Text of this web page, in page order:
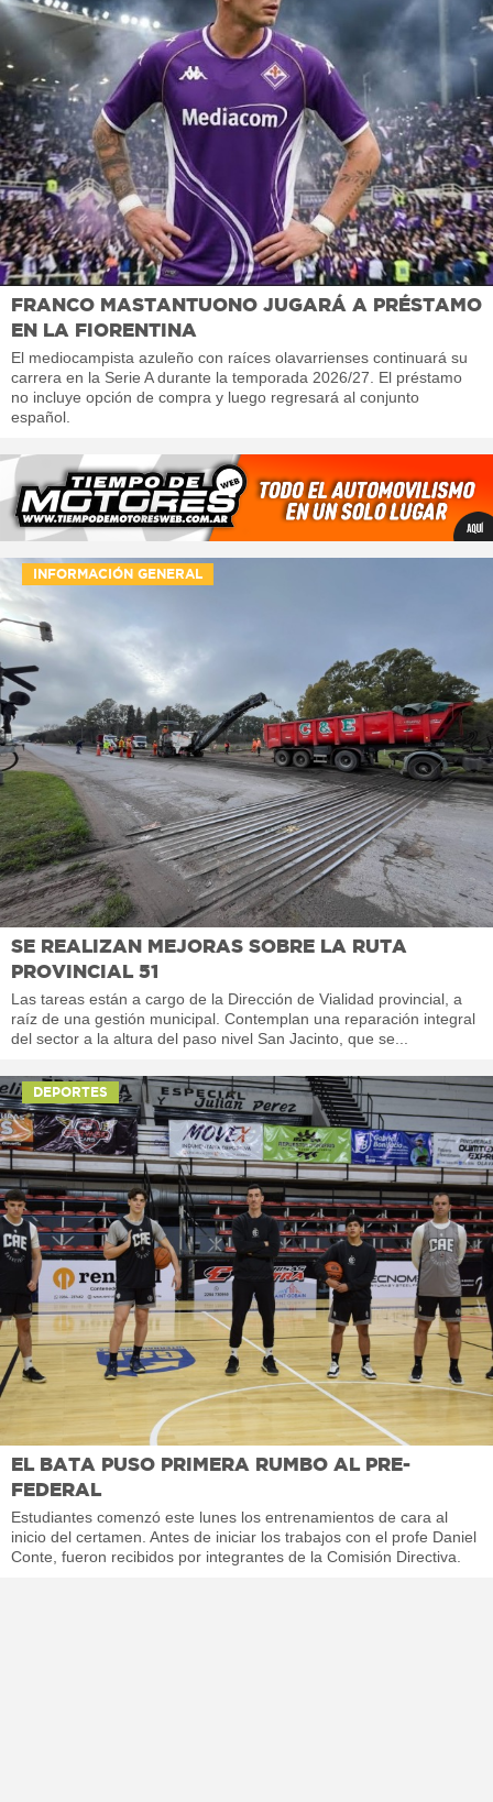
FRANCO MASTANTUONO JUGARÁ A PRÉSTAMO
EN LA FIORENTINA
El mediocampista azuleño con raíces olavarrienses continuará su
carrera en la Serie A durante la temporada 2026/27. El préstamo
no incluye opción de compra y luego regresará al conjunto
español.
INFORMACIÓN GENERAL
SE REALIZAN MEJORAS SOBRE LA RUTA
PROVINCIAL 51
Las tareas están a cargo de la Dirección de Vialidad provincial, a
raíz de una gestión municipal. Contemplan una reparación integral
del sector a la altura del paso nivel San Jacinto, que se...
DEPORTES
EL BATA PUSO PRIMERA RUMBO AL PRE-
FEDERAL
Estudiantes comenzó este lunes los entrenamientos de cara al
inicio del certamen. Antes de iniciar los trabajos con el profe Daniel
Conte, fueron recibidos por integrantes de la Comisión Directiva.